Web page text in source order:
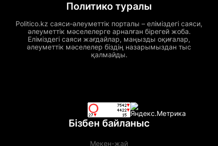
Политико туралы
Politico.kz саяси-әлеуметтік порталы – еліміздегі саяси,
әлеуметтік мәселелерге арналған бірегей жоба.
Еліміздегі саяси жағдайлар, маңызды оқиғалар,
әлеуметтік мәселелер біздің назарымыздан тыс
қалмайды.
Бізбен байланыс
Мекен-жай